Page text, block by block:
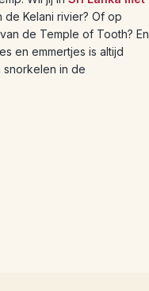
de Kelani rivier? Of op
de Temple of Tooth? En
en emmertjes is altijd
snorkelen in de